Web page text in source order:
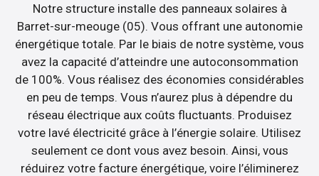
Notre structure installe des panneaux solaires à
Barret-sur-meouge (05). Vous offrant une autonomie
énergétique totale. Par le biais de notre système, vous
avez la capacité d’atteindre une autoconsommation
de 100%. Vous réalisez des économies considérables
en peu de temps. Vous n’aurez plus à dépendre du
réseau électrique aux coûts fluctuants. Produisez
votre lavé électricité grâce à l’énergie solaire. Utilisez
seulement ce dont vous avez besoin. Ainsi, vous
réduirez votre facture énergétique, voire l’éliminerez